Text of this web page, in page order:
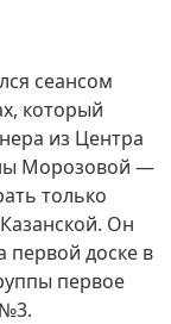
сеансом
который
из Центра
Морозовой —
только
Он
первой доске в
первое